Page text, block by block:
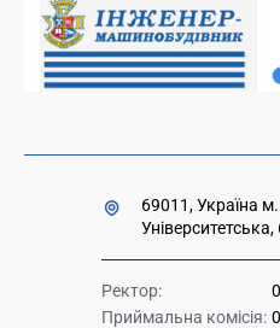
Міністерство освіти і науки
Урядова "гаряча лінія" 1545
69011, Україна
Університетська,
Ректор:
Приймальна комісія: